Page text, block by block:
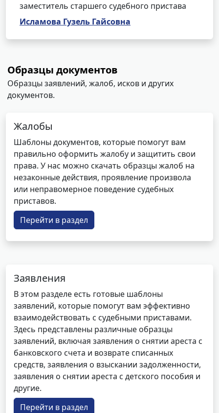
заместитель старшего судебного пристава
Исламова Гузель Гайсовна
Образцы документов
Образцы заявлений, жалоб, исков и других
документов.
Жалобы
Шаблоны документов, которые помогут вам
правильно оформить жалобу и защитить свои
права. У нас можно скачать образцы жалоб на
незаконные действия, проявление произвола
или неправомерное поведение судебных
приставов.
Перейти в раздел
Заявления
В этом разделе есть готовые шаблоны
заявлений, которые помогут вам эффективно
взаимодействовать с судебными приставами.
Здесь представлены различные образцы
заявлений, включая заявления о снятии ареста с
банковского счета и возврате списанных
средств, заявления о взыскании задолженности,
заявления о снятии ареста с детского пособия и
другие.
Перейти в раздел